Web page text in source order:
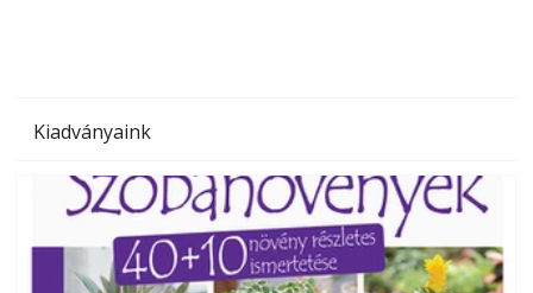
Kiadványaink